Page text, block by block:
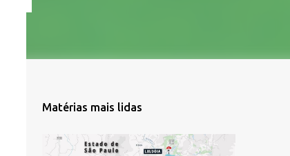
Matérias mais lidas